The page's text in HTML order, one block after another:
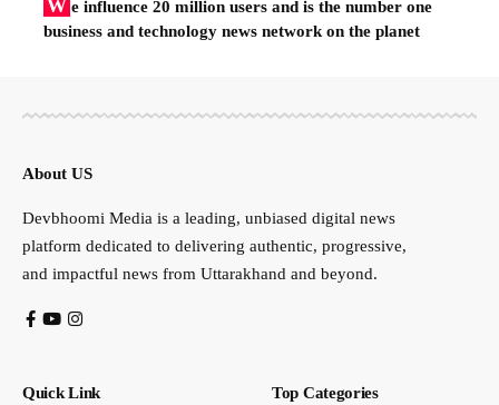
W e influence 20 million users and is the number one
business and technology news network on the planet
About US
Devbhoomi Media is a leading, unbiased digital news
platform dedicated to delivering authentic, progressive,
and impactful news from Uttarakhand and beyond.
Quick Link Top Categories